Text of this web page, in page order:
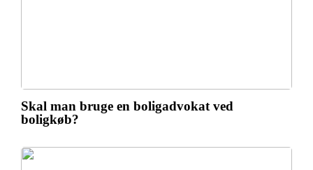
Skal man bruge en boligadvokat ved
boligkøb?